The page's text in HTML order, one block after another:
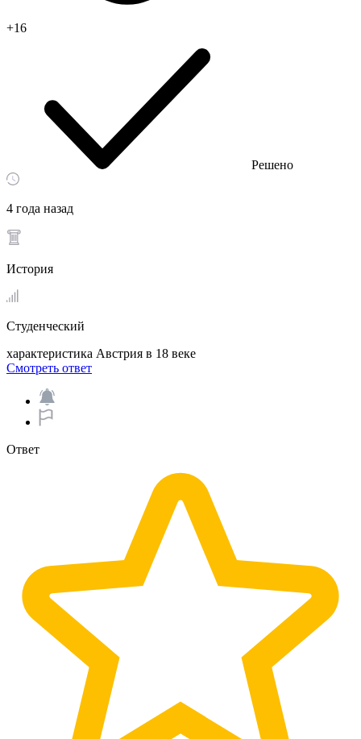
+16
Решено
4 года назад
История
Студенческий
характеристика Австрия в 18 веке​
Смотреть ответ
Ответ